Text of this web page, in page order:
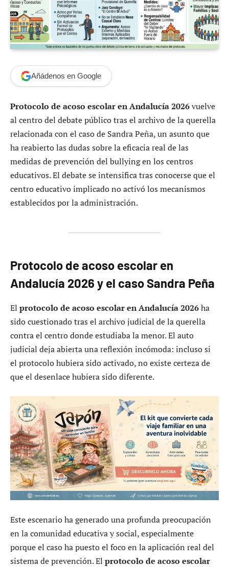
Añádenos en Google
Protocolo de acoso escolar en Andalucía 2026vuelve
al centro del debate público tras el archivo de la querella
relacionada con el caso de Sandra Peña, un asunto que
ha reabierto las dudas sobre la eficacia real de las
medidas de prevención del bullying en los centros
educativos. El debate se intensifica tras conocerse que el
centro educativo implicado no activó los mecanismos
establecidos por la administración.
Protocolo de acoso escolar en
Andalucía 2026 y el caso Sandra Peña
El protocolo de acoso escolar en Andalucía 2026ha
sido cuestionado tras el archivo judicial de la querella
contra el centro donde estudiaba la menor. El auto
judicial deja abierta una reflexión incómoda: incluso si
el protocolo hubiera sido activado, no existe certeza de
que el desenlace hubiera sido diferente.
Este escenario ha generado una profunda preocupación
en la comunidad educativa y social, especialmente
porque el caso ha puesto el foco en la aplicación real del
sistema de prevención. El protocolo de acoso escolar